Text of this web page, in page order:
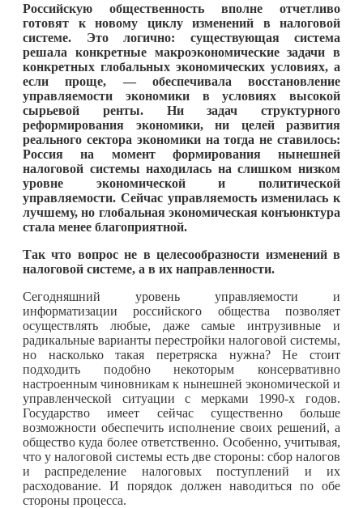
Российскую общественность вполне отчетливо
готовят к новому циклу изменений в налоговой
системе. Это логично: существующая система
решала конкретные макроэкономические задачи в
конкретных глобальных экономических условиях, а
если проще, — обеспечивала восстановление
управляемости экономики в условиях высокой
сырьевой ренты. Ни задач структурного
реформирования экономики, ни целей развития
реального сектора экономики на тогда не ставилось:
Россия на момент формирования нынешней
налоговой системы находилась на слишком низком
уровне экономической и политической
управляемости. Сейчас управляемость изменилась к
лучшему, но глобальная экономическая конъюнктура
стала менее благоприятной.
Так что вопрос не в целесообразности изменений в
налоговой системе, а в их направленности.
Сегодняшний уровень управляемости и
информатизации российского общества позволяет
осуществлять любые, даже самые интрузивные и
радикальные варианты перестройки налоговой системы,
но насколько такая перетряска нужна? Не стоит
подходить подобно некоторым консервативно
настроенным чиновникам к нынешней экономической и
управленческой ситуации с мерками 1990-х годов.
Государство имеет сейчас существенно больше
возможности обеспечить исполнение своих решений, а
общество куда более ответственно. Особенно, учитывая,
что у налоговой системы есть две стороны: сбор налогов
и распределение налоговых поступлений и их
расходование. И порядок должен наводиться по обе
стороны процесса.